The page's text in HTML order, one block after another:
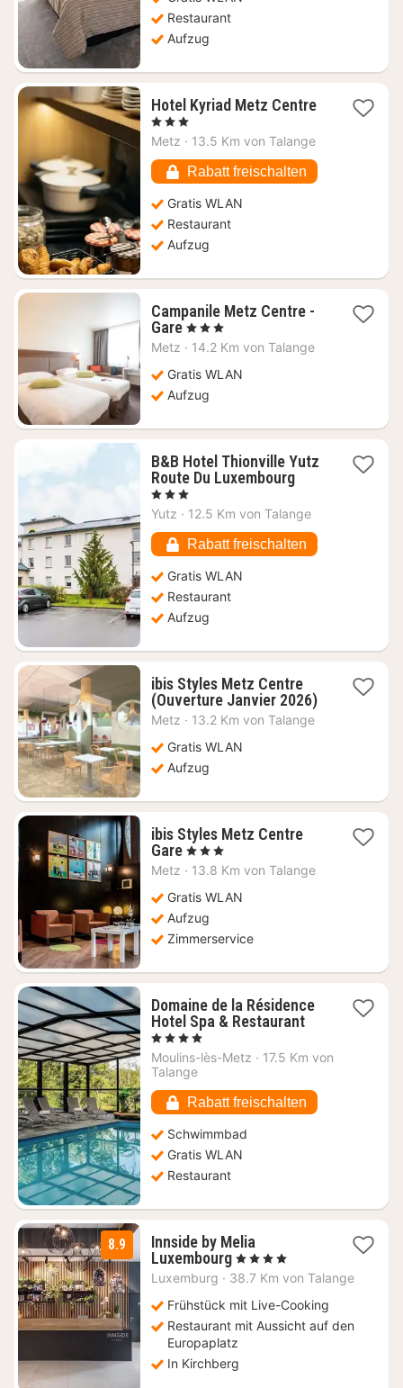
Restaurant
Aufzug
Hotel Kyriad Metz Centre1
€
, 3 Sterne
Metz · 13.5 Km von Talange
Rabatt freischalten
Gratis WLAN
Restaurant
Aufzug
Campanile Metz Centre -
Gare1
Nacht
57,45
€
, 3 Sterne
Metz · 14.2 Km von Talange
Gratis WLAN
Aufzug
B&B Hotel Thionville Yutz
Route Du Luxembourg1
ab
59,44
€
, 3 Sterne
Yutz · 12.5 Km von Talange
Rabatt freischalten
Gratis WLAN
Restaurant
Aufzug
ibis Styles Metz Centre
(Ouverture Janvier 2026)1
Metz · 13.2 Km von Talange
Gratis WLAN
Aufzug
ibis Styles Metz Centre
Gare1
Nacht
90,32
€
, 3 Sterne
Metz · 13.8 Km von Talange
Gratis WLAN
Aufzug
Zimmerservice
Domaine de la Résidence
Hotel Spa & Restaurant1
ab
, 4 Sterne
Moulins-lès-Metz · 17.5 Km von
Talange
Rabatt freischalten
Schwimmbad
Gratis WLAN
Restaurant
8.9
Innside by Melia
Luxembourg1
Nacht
120
€
, 4 Sterne
Luxemburg · 38.7 Km von Talange
Frühstück mit Live-Cooking
Restaurant mit Aussicht auf den
Europaplatz
In Kirchberg